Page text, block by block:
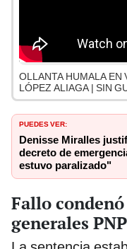
OLLANTA HUMALA EN
LÓPEZ ALIAGA | SIN
PUEDES VER:
Denisse Miralles
decreto de
estuvo paralizado"
Fallo
generales PNP